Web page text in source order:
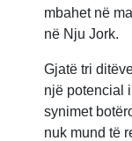
mbahet në
në Nju Jork.
Gjatë tri
një potencial
synimet
nuk mund të